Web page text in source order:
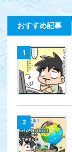
おすすめ記事
1
2